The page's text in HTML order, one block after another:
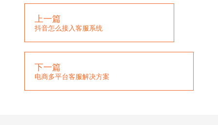
上一篇
抖音怎么接入客服系统
下一篇
电商多平台客服解决方案